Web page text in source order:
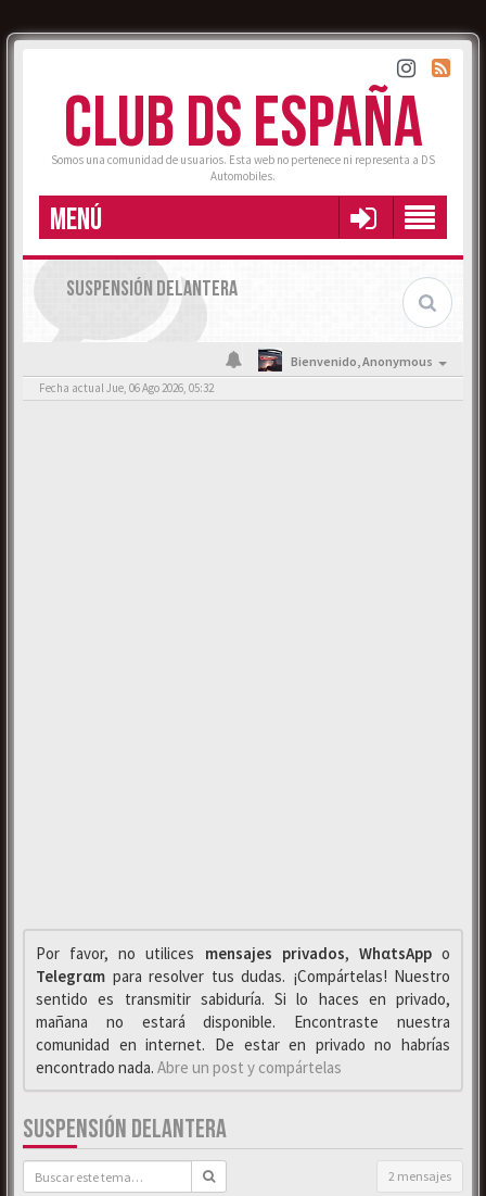
CLUB DS ESPAÑA
Somos una comunidad de usuarios. Esta web no pertenece ni representa a DS
Automobiles.
MENÚ
SUSPENSIÓN DELANTERA
Bienvenido,Anonymous
Fecha actual Jue, 06 Ago 2026, 05:32
Por favor, no utilices mensajes privados, WhαtsAppo
Telegrαm para resolver tus dudas. ¡Compártelas! Nuestro
sentido es transmitir sabiduría. Si lo haces en privado,
mañana no estará disponible. Encontraste nuestra
comunidad en internet. De estar en privado no habrías
encontrado nada. Abre un post y compártelas
SUSPENSIÓN DELANTERA
2 mensajes